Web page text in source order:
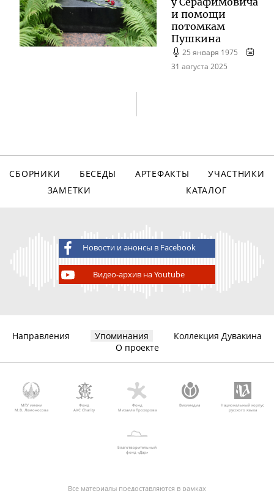
и помощи
потомкам
Пушкина
25 января 1975
31 августа 2025
СБОРНИКИ БЕСЕДЫ АРТЕФАКТЫ
УЧАСТНИКИ
ЗАМЕТКИ
КАТАЛОГ
Новости и анонсы в Facebook
Видео-архив на Youtube
Направления Упоминания
Коллекция Дувакина
О проекте
МГУ имени
М.В. Ломоносова
Фонд
AVC Charity
Фонд
Михаила Прохорова
Викимедиа
Национальный корпус
русского языка
Благотворительный
фонд «Дар»
Все материалы предоставляются в рамках